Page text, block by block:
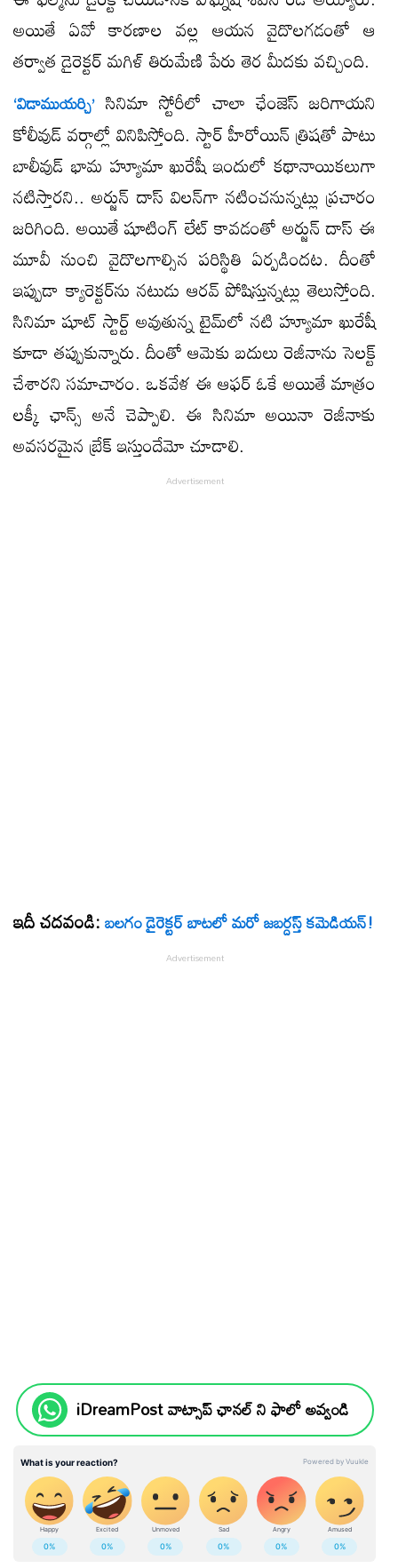
అయితే ఏవో కారణాల వల్ల ఆయన వైదొలగడంతో ఆ
తర్వాత డైరెక్టర్ మగిళ్ తిరుమేణి పేరు తెర మీదకు వచ్చింది.
‘విడాముయర్చి’ సినిమా స్టోరీలో చాలా ఛేంజెస్ జరిగాయని
కోలీవుడ్ వర్గాల్లో వినిపిస్తోంది. స్టార్ హీరోయిన్ త్రిషతో పాటు
బాలీవుడ్ భామ హ్యూమా ఖురేషీ ఇందులో కథానాయికలుగా
నటిస్తారని.. అర్జున్ దాస్ విలన్​గా నటించనున్నట్లు ప్రచారం
జరిగింది. అయితే షూటింగ్ లేట్ కావడంతో అర్జున్ దాస్ ఈ
మూవీ నుంచి వైదొలగాల్సిన పరిస్థితి ఏర్పడిందట. దీంతో
ఇప్పుడా క్యారెక్టర్​ను నటుడు ఆరవ్ పోషిస్తున్నట్లు తెలుస్తోంది.
సినిమా షూట్ స్టార్ట్ అవుతున్న టైమ్​లో నటి హ్యూమా ఖురేషీ
కూడా తప్పుకున్నారు. దీంతో ఆమెకు బదులు రెజీనాను సెలక్ట్
చేశారని సమాచారం. ఒకవేళ ఈ ఆఫర్ ఓకే అయితే మాత్రం
లక్కీ ఛాన్స్ అనే చెప్పాలి. ఈ సినిమా అయినా రెజీనాకు
అవసరమైన బ్రేక్ ఇస్తుందేమో చూడాలి.
ఇదీ చదవండి:బలగం డైరెక్టర్ బాటలో మరో జబర్దస్త్ కమెడియన్!
iDreamPost వాట్సాప్ ఛానల్ ని ఫాలో అవ్వండి